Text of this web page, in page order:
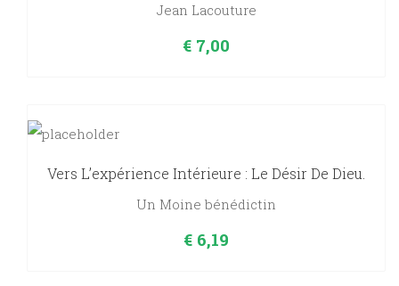
Jean Lacouture
€ 7,00
Vers L’expérience Intérieure : Le Désir De Dieu.
Un Moine bénédictin
€ 6,19